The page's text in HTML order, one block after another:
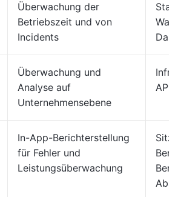
Überwachung der
Betriebszeit und von
Incidents
Überwachung und
Analyse auf
Unternehmensebene
In-App-Berichterstellung
für Fehler und
Leistungsüberwachung